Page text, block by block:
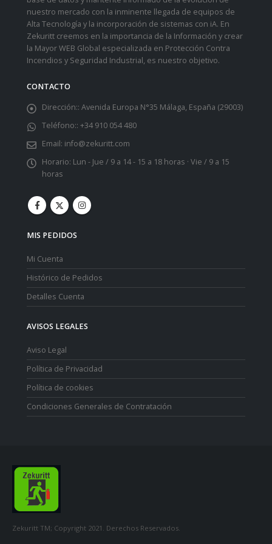
nuestro mercado con la inminente llegada de equipos de
Alta Tecnología y la incorporación de sistemas con iA. En
Zekuritt creemos en la importancia de la Información y crear
la Mayor WEB Global especializada en Protección Contra
Incendios y Seguridad Industrial, es nuestro objetivo.
CONTACTO
Dirección:: Avenida Europa N°35 Málaga, España (29003)
Teléfono:: +34 910 054 480
Email: info@zekuritt.com
Horario: Lun - Jue / 9 a 14 - 15 a 18 horas · Vie / 9 a 15
horas
MIS PEDIDOS
Mi Cuenta
Histórico de Pedidos
Detalles Cuenta
AVISOS LEGALES
Aviso Legal
Política de Privacidad
Política de cookies
Condiciones Generales de Contratación
Zekuritt TM; Copyright 2021. Derechos Reservados.